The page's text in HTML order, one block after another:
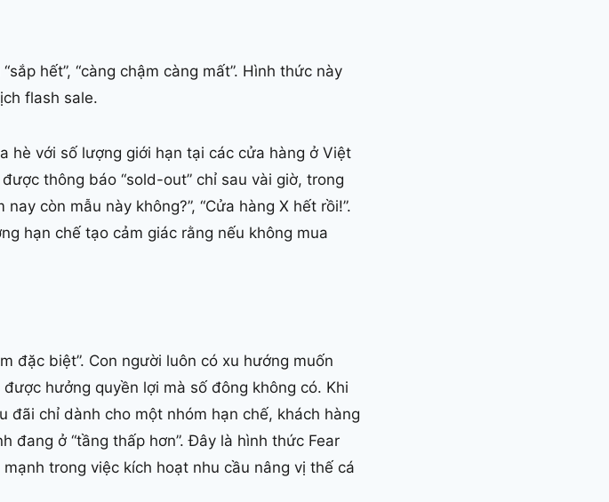
hết”, “càng chậm càng mất”. Hình thức này
flash sale.
hè với số lượng giới hạn tại các cửa hàng ở Việt
thông báo “sold-out” chỉ sau vài giờ, trong
còn mẫu này không?”, “Cửa hàng X hết rồi!”.
hạn chế tạo cảm giác rằng nếu không mua
đặc biệt”. Con người luôn có xu hướng muốn
hưởng quyền lợi mà số đông không có. Khi
chỉ dành cho một nhóm hạn chế, khách hàng
đang ở “tầng thấp hơn”. Đây là hình thức Fear
trong việc kích hoạt nhu cầu nâng vị thế cá